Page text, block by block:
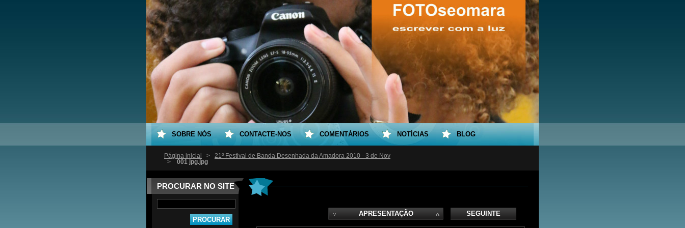
Página inicial >
21º Festival de Banda Desenhada da Amadora 2010 - 3 de Nov
>
001 jpg.jpg
PROCURAR NO SITE
APRESENTAÇÃO SEGUINTE
SOBRE NÓS CONTACTE-NOS COMENTÁRIOS NOTÍCIAS BLOG